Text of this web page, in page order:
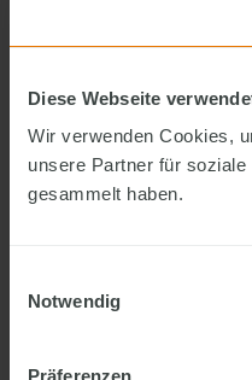
Diese Webseite
Wir verwenden Cookies,
unsere Partner für
gesammelt haben.
Notwendig
Präferenzen